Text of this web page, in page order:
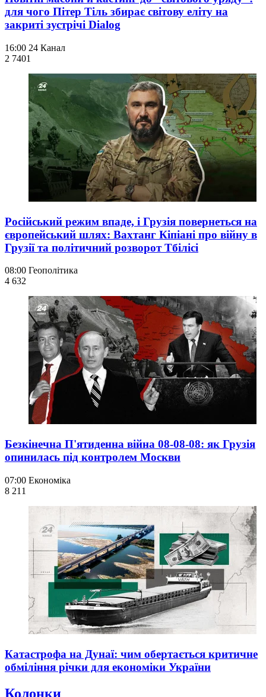
для чого Пітер Тіль збирає світову еліту на
закриті зустрічі Dialog
16:00 24 Канал
2 7401
Російський режим впаде, і Грузія повернеться на
європейський шлях: Вахтанг Кіпіані про війну в
Грузії та політичний розворот Тбілісі
08:00 Геополітика
4 632
Безкінечна П'ятиденна війна 08-08-08: як Грузія
опинилась під контролем Москви
07:00 Економіка
8 211
Катастрофа на Дунаї: чим обертається критичне
обміління річки для економіки України
Колонки